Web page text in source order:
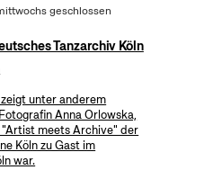
geschlossen
Tanzarchiv Köln
unter anderem
Anna Orlowska,
meets Archive" der
Köln zu Gast im
war.